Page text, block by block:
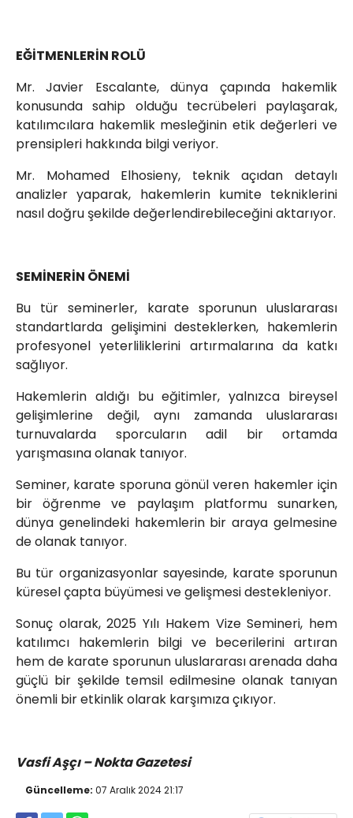
EĞİTMENLERİN ROLÜ
Mr. Javier Escalante, dünya çapında hakemlik
konusunda sahip olduğu tecrübeleri paylaşarak,
katılımcılara hakemlik mesleğinin etik değerleri ve
prensipleri hakkında bilgi veriyor.
Mr. Mohamed Elhosieny, teknik açıdan detaylı
analizler yaparak, hakemlerin kumite tekniklerini
nasıl doğru şekilde değerlendirebileceğini aktarıyor.
SEMİNERİN ÖNEMİ
Bu tür seminerler, karate sporunun uluslararası
standartlarda gelişimini desteklerken, hakemlerin
profesyonel yeterliliklerini artırmalarına da katkı
sağlıyor.
Hakemlerin aldığı bu eğitimler, yalnızca bireysel
gelişimlerine değil, aynı zamanda uluslararası
turnuvalarda sporcuların adil bir ortamda
yarışmasına olanak tanıyor.
Seminer, karate sporuna gönül veren hakemler için
bir öğrenme ve paylaşım platformu sunarken,
dünya genelindeki hakemlerin bir araya gelmesine
de olanak tanıyor.
Bu tür organizasyonlar sayesinde, karate sporunun
küresel çapta büyümesi ve gelişmesi destekleniyor.
Sonuç olarak, 2025 Yılı Hakem Vize Semineri, hem
katılımcı hakemlerin bilgi ve becerilerini artıran
hem de karate sporunun uluslararası arenada daha
güçlü bir şekilde temsil edilmesine olanak tanıyan
önemli bir etkinlik olarak karşımıza çıkıyor.
Vasfi Aşçı – Nokta Gazetesi
Güncelleme: 07 Aralık 2024 21:17